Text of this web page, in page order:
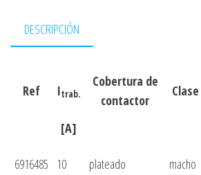
DESCRIPCIÓN
Ref Itrab.
Cobertura de
contactor
Clase
[A]
6916485 10 plateado macho